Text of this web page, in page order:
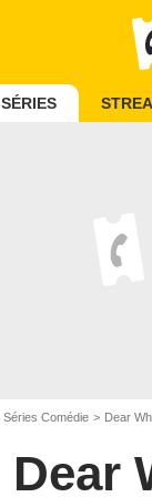
SÉRIES
Séries Comédie Dear
Dear